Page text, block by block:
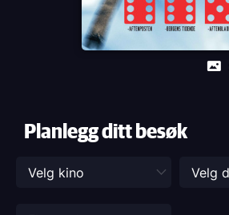
Planlegg ditt besøk